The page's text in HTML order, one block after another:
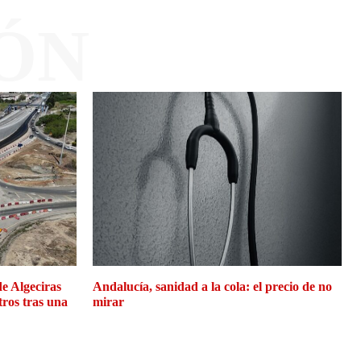
Algeciras
tras una
Andalucía, sanidad a la cola: el precio de no
mirar